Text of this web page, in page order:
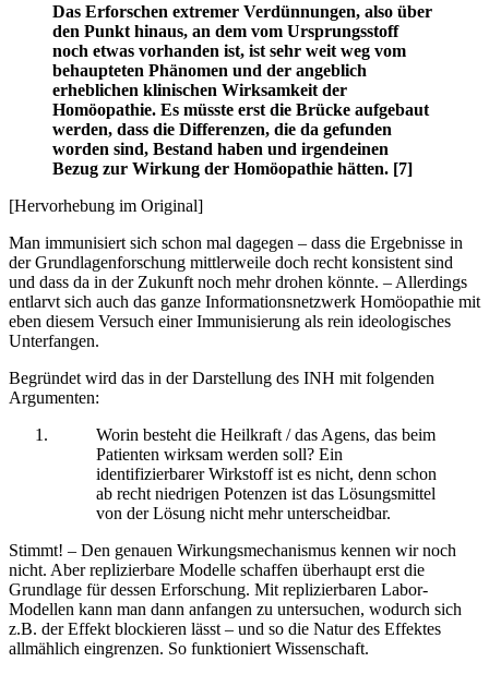
Das Erforschen extremer Verdünnungen, also über
den Punkt hinaus, an dem vom Ursprungsstoff
noch etwas vorhanden ist, ist sehr weit weg vom
behaupteten Phänomen und der angeblich
erheblichen klinischen Wirksamkeit der
Homöopathie. Es müsste erst die Brücke aufgebaut
werden, dass die Differenzen, die da gefunden
worden sind, Bestand haben und irgendeinen
Bezug zur Wirkung der Homöopathie hätten. [7]
[Hervorhebung im Original]
Man immunisiert sich schon mal dagegen – dass die Ergebnisse in
der Grundlagenforschung mittlerweile doch recht konsistent sind
und dass da in der Zukunft noch mehr drohen könnte. – Allerdings
entlarvt sich auch das ganze Informationsnetzwerk Homöopathie mit
eben diesem Versuch einer Immunisierung als rein ideologisches
Unterfangen.
Begründet wird das in der Darstellung des INH mit folgenden
Argumenten:
Worin besteht die Heilkraft / das Agens, das beim
Patienten wirksam werden soll? Ein
identifizierbarer Wirkstoff ist es nicht, denn schon
ab recht niedrigen Potenzen ist das Lösungsmittel
von der Lösung nicht mehr unterscheidbar.
Stimmt! – Den genauen Wirkungsmechanismus kennen wir noch
nicht. Aber replizierbare Modelle schaffen überhaupt erst die
Grundlage für dessen Erforschung. Mit replizierbaren Labor-
Modellen kann man dann anfangen zu untersuchen, wodurch sich
z.B. der Effekt blockieren lässt – und so die Natur des Effektes
allmählich eingrenzen. So funktioniert Wissenschaft.